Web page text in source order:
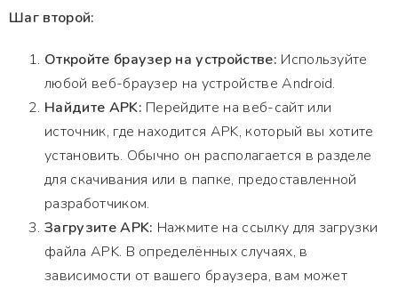
Шаг второй:
Откройте браузер на устройстве: Используйте
любой веб-браузер на устройстве Android.
Найдите APK: Перейдите на веб-сайт или
источник, где находится APK, который вы хотите
установить. Обычно он располагается в разделе
для скачивания или в папке, предоставленной
разработчиком.
Загрузите APK: Нажмите на ссылку для загрузки
файла APK. В определённых случаях, в
зависимости от вашего браузера, вам может